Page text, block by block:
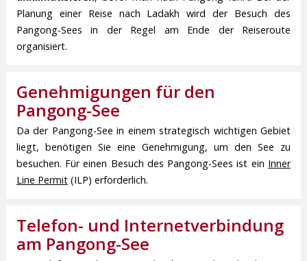
Planung einer Reise nach Ladakh wird der Besuch des
Pangong-Sees in der Regel am Ende der Reiseroute
organisiert.
Genehmigungen für den
Pangong-See
Da der Pangong-See in einem strategisch wichtigen Gebiet
liegt, benötigen Sie eine Genehmigung, um den See zu
besuchen. Für einen Besuch des Pangong-Sees ist ein Inner
Line Permit(ILP) erforderlich.
Telefon- und Internetverbindung
am Pangong-See